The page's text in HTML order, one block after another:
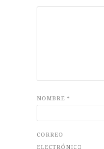
NOMBRE *
CORREO
ELECTRÓNICO